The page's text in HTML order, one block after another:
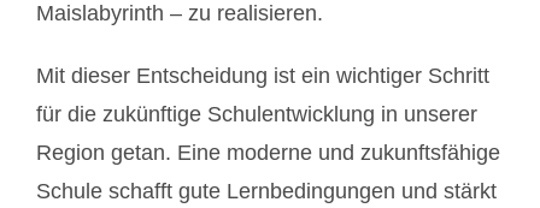
Maislabyrinth – zu realisieren.
Mit dieser Entscheidung ist ein wichtiger Schritt
für die zukünftige Schulentwicklung in unserer
Region getan. Eine moderne und zukunftsfähige
Schule schafft gute Lernbedingungen und stärkt